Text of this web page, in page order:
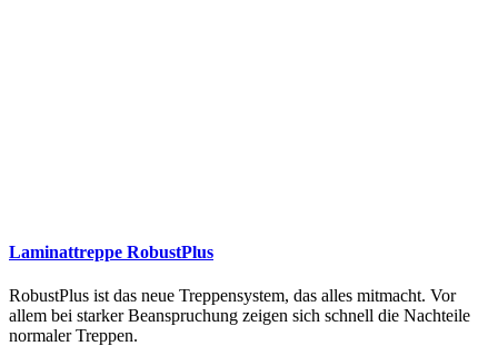
Laminattreppe RobustPlus
RobustPlus ist das neue Treppensystem, das alles mitmacht. Vor
allem bei starker Beanspruchung zeigen sich schnell die Nachteile
normaler Treppen.